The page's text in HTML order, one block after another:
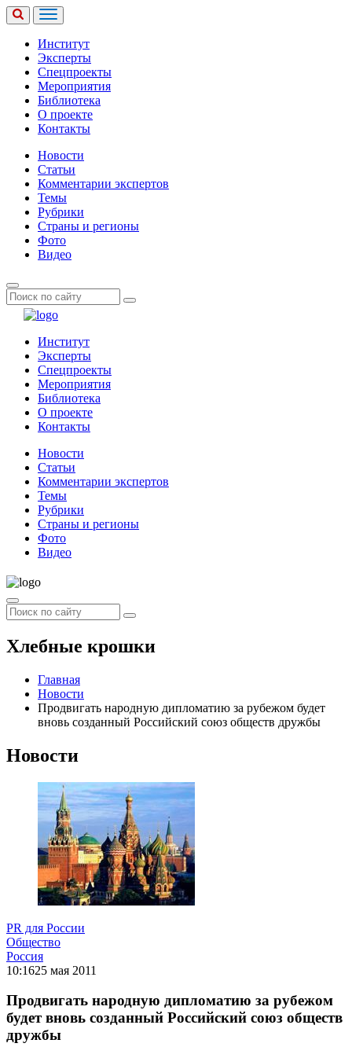
Институт
Эксперты
Спецпроекты
Мероприятия
Библиотека
О проекте
Контакты
Новости
Статьи
Комментарии экспертов
Темы
Рубрики
Страны и регионы
Фото
Видео
Институт
Эксперты
Спецпроекты
Мероприятия
Библиотека
О проекте
Контакты
Новости
Статьи
Комментарии экспертов
Темы
Рубрики
Страны и регионы
Фото
Видео
Хлебные крошки
Главная
Новости
Продвигать народную дипломатию за рубежом будет
вновь созданный Российский союз обществ дружбы
Новости
PR для России
Общество
Россия
10:1625 мая 2011
Продвигать народную дипломатию за рубежом
будет вновь созданный Российский союз обществ
дружбы